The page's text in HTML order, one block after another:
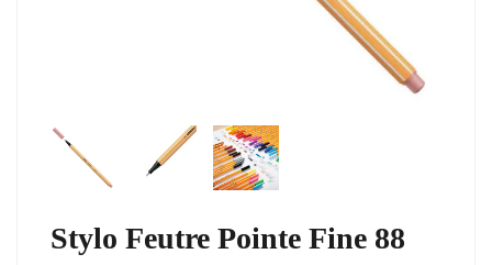
Stylo Feutre Pointe Fine 88